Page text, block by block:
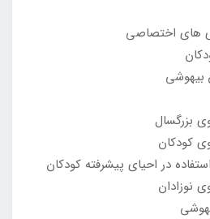
های اختصاصی
بيهوشی
بزرگسال
کودکان
در احیای پیشرفته کودکان
نوزادان